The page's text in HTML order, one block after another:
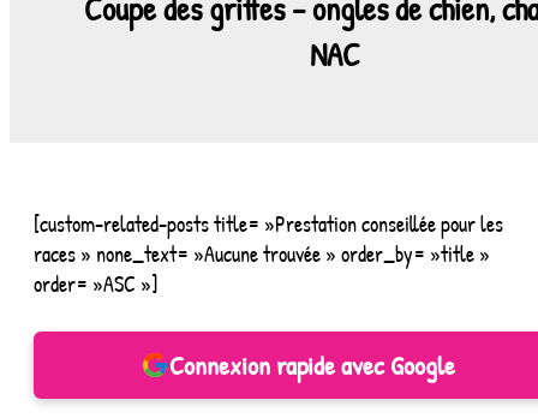
NAC
[custom-related-posts title= »Prestation conseillée pour les
races » none_text= »Aucune trouvée » order_by= »title »
order= »ASC »]
Connexion rapide avec Google